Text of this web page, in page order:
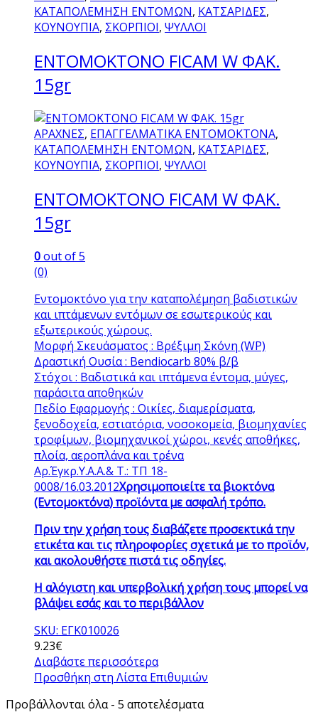
προϊόν
έχει
παραλλαγές.
Οι
επιλογές
να
επιλεγούν
στη
σελίδα
προϊόντος
ΚΑΤΑΠΟΛΕΜΗΣΗ ΕΝΤΟΜΩΝ, ΚΑΤΣΑΡΙΔΕΣ,
ΚΟΥΝΟΥΠΙΑ, ΣΚΟΡΠΙΟΙ, ΨΥΛΛΟΙ
ΕΝΤΟΜΟΚΤΟΝΟ FICAM W ΦΑΚ.
15gr
ΑΡΑΧΝΕΣ, ΕΠΑΓΓΕΛΜΑΤΙΚΑ ΕΝΤΟΜΟΚΤΟΝΑ,
ΚΑΤΑΠΟΛΕΜΗΣΗ ΕΝΤΟΜΩΝ, ΚΑΤΣΑΡΙΔΕΣ,
ΚΟΥΝΟΥΠΙΑ, ΣΚΟΡΠΙΟΙ, ΨΥΛΛΟΙ
ΕΝΤΟΜΟΚΤΟΝΟ FICAM W ΦΑΚ.
15gr
0out of 5
(0)
Εντομοκτόνο για την καταπολέμηση βαδιστικών
και ιπτάμενων εντόμων σε εσωτερικούς και
εξωτερικούς χώρους.
Μορφή Σκευάσματος : Βρέξιμη Σκόνη (WP)
Δραστική Ουσία : Bendiocarb 80% β/β
Στόχοι : Βαδιστικά και ιπτάμενα έντομα, μύγες,
παράσιτα αποθηκών
Πεδίο Εφαρμογής : Οικίες, διαμερίσματα,
ξενοδοχεία, εστιατόρια, νοσοκομεία, βιομηχανίες
τροφίμων, βιομηχανικοί χώροι, κενές αποθήκες,
πλοία, αεροπλάνα και τρένα
Αρ.Έγκρ.Υ.Α.Α.& Τ.: ΤΠ 18-
0008/16.03.2012Χρησιμοποιείτε τα βιοκτόνα
(Εντομοκτόνα) προϊόντα με ασφαλή τρόπο.
Πριν την χρήση τους διαβάζετε προσεκτικά την
ετικέτα και τις πληροφορίες σχετικά με το προϊόν,
και ακολουθήστε πιστά τις οδηγίες.
Η αλόγιστη και υπερβολική χρήση τους μπορεί να
βλάψει εσάς και το περιβάλλον
SKU: ΕΓΚ010026
9.23€
Διαβάστε περισσότερα
Προσθήκη στη Λίστα Επιθυμιών
Προβάλλονται όλα - 5 αποτελέσματα